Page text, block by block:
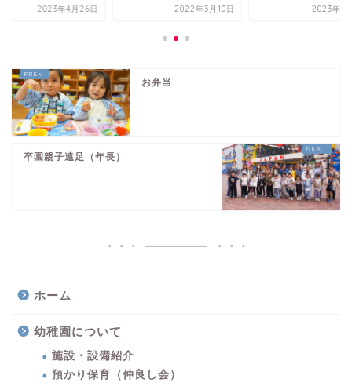
2023年4月26日 2022年3月10日 2023年5
お弁当
卒園親子遠足（年長）
ホーム
幼稚園について
施設・設備紹介
預かり保育（仲良し会）